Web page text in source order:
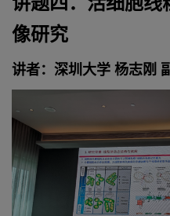
像研究
讲者：深圳大学 杨志刚